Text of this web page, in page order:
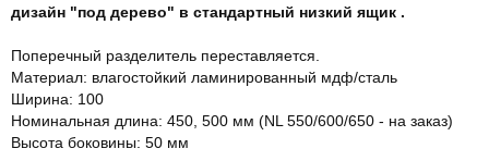
дизайн "под дерево" в стандартный низкий ящик .
Поперечный разделитель переставляется.
Материал: влагостойкий ламинированный мдф/сталь
Ширина: 100
Номинальная длина: 450, 500 мм (NL 550/600/650 - на заказ)
Высота боковины: 50 мм